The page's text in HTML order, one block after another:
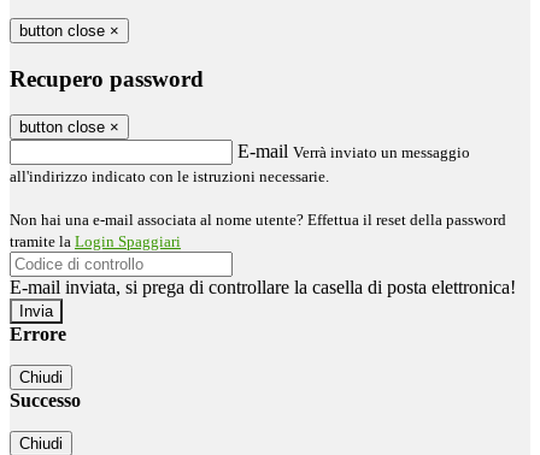
button close ×
Recupero password
button close ×
E-mail Verrà inviato un messaggio
all'indirizzo indicato con le istruzioni necessarie.
Non hai una e-mail associata al nome utente? Effettua il reset della password
tramite la Login Spaggiari
E-mail inviata, si prega di controllare la casella di posta elettronica!
Errore
Chiudi
Successo
Chiudi